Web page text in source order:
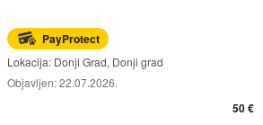
PayProtect
Lokacija: Donji Grad, Donji grad
Objavljen:22.07.2026.
50 €